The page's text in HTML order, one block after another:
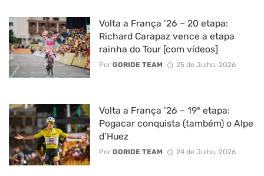
Volta a França ’26 – 20 etapa:
Richard Carapaz vence a etapa
rainha do Tour [com vídeos]
Por GORIDE TEAM 25 de Julho, 2026
Volta a França ’26 – 19ª etapa:
Pogacar conquista (também) o Alpe
d’Huez
Por GORIDE TEAM 24 de Julho, 2026